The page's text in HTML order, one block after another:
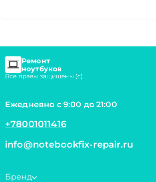
Ремонт
ноутбуков
Все правы защищены (с)
Ежедневно с 9:00 до 21:00
+78001011416
info@notebookfix-repair.ru
Бренд